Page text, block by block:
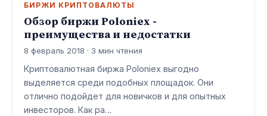
БИРЖИ КРИПТОВАЛЮТЫ
Обзор биржи Poloniex -
преимущества и недостатки
8 февраль 2018 · 3 мин чтения
Криптовалютная биржа Poloniex выгодно
выделяется среди подобных площадок. Они
отлично подойдет для новичков и для опытных
инвесторов. Как ра…